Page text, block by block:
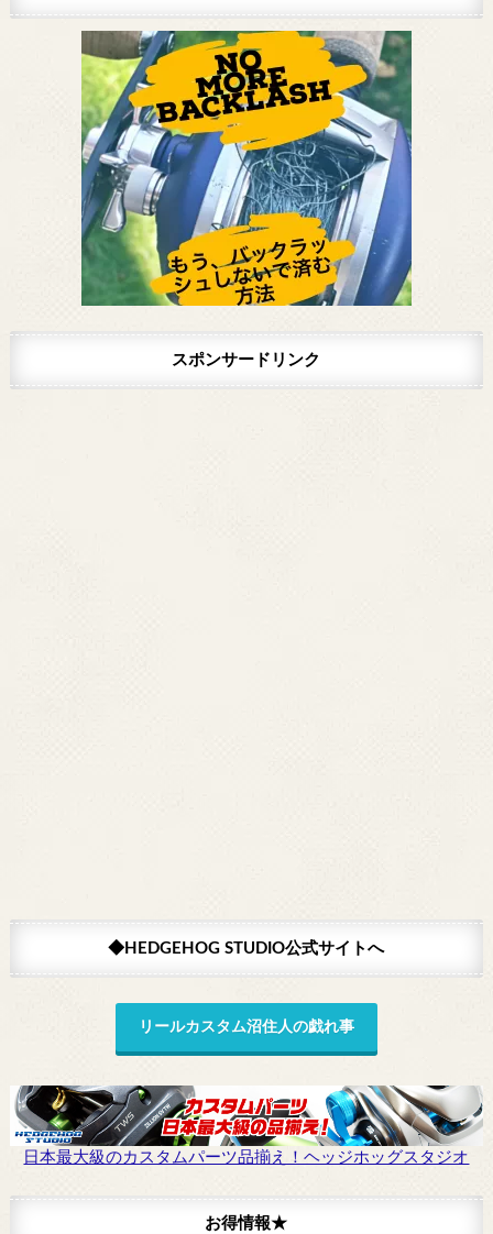
スポンサードリンク
◆HEDGEHOG STUDIO公式サイトへ
リールカスタム沼住人の戯れ事
日本最大級のカスタムパーツ品揃え！ヘッジホッグスタジオ
お得情報★